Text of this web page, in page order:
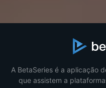
A BetaSeries é a aplicação
que assistem a